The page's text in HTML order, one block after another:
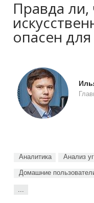
Правда ли,
опасен
Аналитика Анализ
Домашние
...